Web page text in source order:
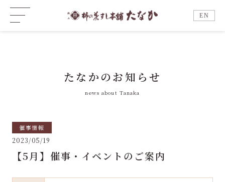
EN
たなかのお知らせ
news about Tanaka
催事情報
2023/05/19
【5月】催事・イベントのご案内